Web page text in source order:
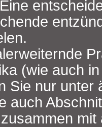
(wie auch
Sie nur unter
auch
mit